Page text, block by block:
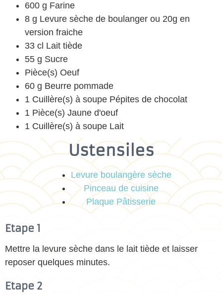
600 g Farine
8 g Levure sèche de boulanger ou 20g en
version fraiche
33 cl Lait tiède
55 g Sucre
Pièce(s) Oeuf
60 g Beurre pommade
1 Cuillère(s) à soupe Pépites de chocolat
1 Pièce(s) Jaune d'oeuf
1 Cuillère(s) à soupe Lait
Ustensiles
Levure boulangère sèche
Pinceau de cuisine
Plaque Pâtisserie
Etape 1
Mettre la levure sèche dans le lait tiède et laisser
reposer quelques minutes.
Etape 2